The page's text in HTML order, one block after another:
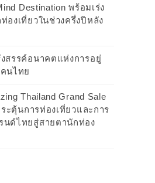
Destination พร้อมเร่ง
องเที่ยวในช่วงครึ่งปีหลัง
สรรค์อนาคตแห่งการอยู่
นไทย
Thailand Grand Sale
ะตุ้นการท่องเที่ยวและการ
ด์ไทยสู่สายตานักท่อง